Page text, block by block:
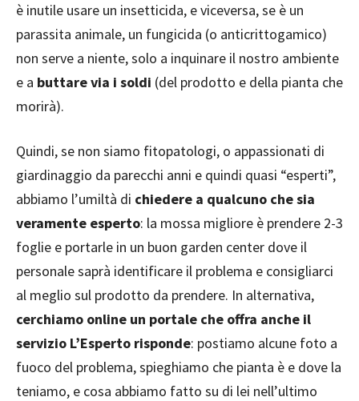
è inutile usare un insetticida, e viceversa, se è un
parassita animale, un fungicida (o anticrittogamico)
non serve a niente, solo a inquinare il nostro ambiente
e a buttare via i soldi (del prodotto e della pianta che
morirà).
Quindi, se non siamo fitopatologi, o appassionati di
giardinaggio da parecchi anni e quindi quasi “esperti”,
abbiamo l’umiltà di chiedere a qualcuno che sia
veramente esperto: la mossa migliore è prendere 2-3
foglie e portarle in un buon garden center dove il
personale saprà identificare il problema e consigliarci
al meglio sul prodotto da prendere. In alternativa,
cerchiamo online un portale che offra anche il
servizio L’Esperto risponde: postiamo alcune foto a
fuoco del problema, spieghiamo che pianta è e dove la
teniamo, e cosa abbiamo fatto su di lei nell’ultimo